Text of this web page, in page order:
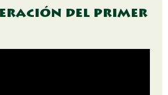
del primer